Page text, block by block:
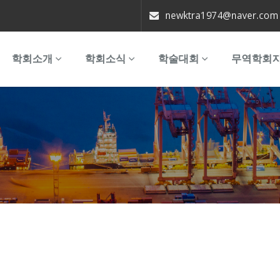
newktra1974@naver.com
학회소개 학회소식 학술대회 무역학회지